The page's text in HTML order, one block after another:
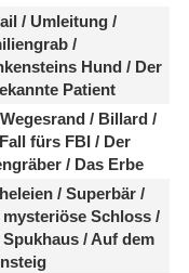
/​ Umleitung /​
/​
Hund /​ Der
Patient
/​ Billard /​
fürs FBI /​ Der
/​ Das Erbe
/​ Superbär /​
mysteriöse Schloss /​
Spukhaus /​ Auf dem